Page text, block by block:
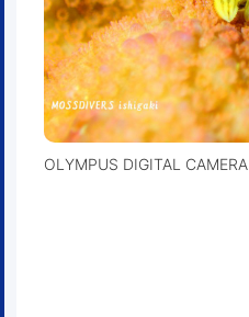
OLYMPUS DIGITAL CAMERA